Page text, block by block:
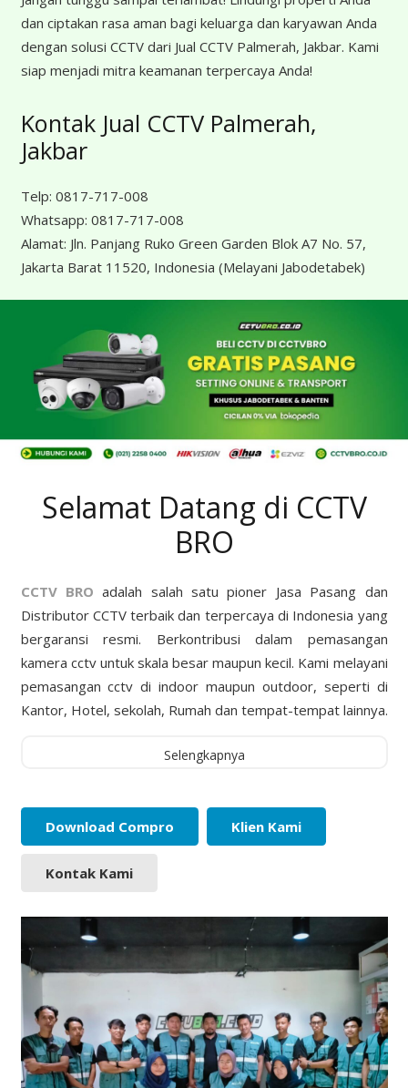
dan ciptakan rasa aman bagi keluarga dan karyawan Anda
dengan solusi CCTV dari Jual CCTV Palmerah, Jakbar. Kami
siap menjadi mitra keamanan terpercaya Anda!
Kontak Jual CCTV Palmerah,
Jakbar
Telp: 0817-717-008
Whatsapp: 0817-717-008
Alamat: Jln. Panjang Ruko Green Garden Blok A7 No. 57,
Jakarta Barat 11520, Indonesia (Melayani Jabodetabek)
Selamat Datang di CCTV
BRO
CCTV BRO adalah salah satu pioner Jasa Pasang dan
Distributor CCTV terbaik dan terpercaya di Indonesia yang
bergaransi resmi. Berkontribusi dalam pemasangan
kamera cctv untuk skala besar maupun kecil. Kami melayani
pemasangan cctv di indoor maupun outdoor, seperti di
Kantor, Hotel, sekolah, Rumah dan tempat-tempat lainnya.
Selengkapnya
Download Compro Klien Kami
Kontak Kami